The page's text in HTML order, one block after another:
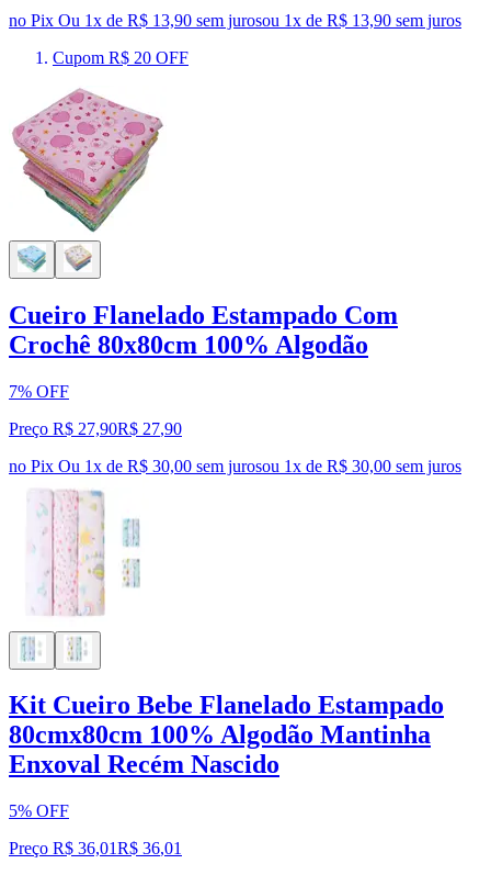
no Pix Ou 1x de R$ 13,90 sem jurosou 1x de R$ 13,90 sem juros
Cupom R$ 20 OFF
Cueiro Flanelado Estampado Com
Crochê 80x80cm 100% Algodão
7% OFF
Preço R$ 27,90R$ 27,90
no Pix Ou 1x de R$ 30,00 sem jurosou 1x de R$ 30,00 sem juros
Kit Cueiro Bebe Flanelado Estampado
80cmx80cm 100% Algodão Mantinha
Enxoval Recém Nascido
5% OFF
Preço R$ 36,01R$ 36,01